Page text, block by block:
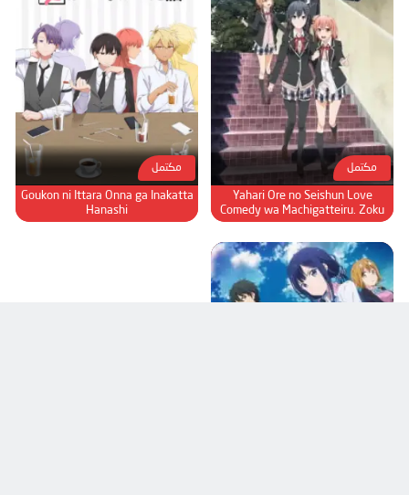
مكتمل
Yahari Ore no Seishun Love
Comedy wa Machigatteiru. Zoku
مكتمل
Goukon ni Ittara Onna ga Inakatta
Hanashi